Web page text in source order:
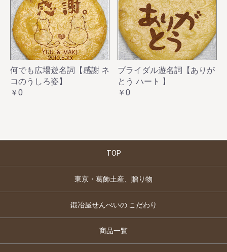
何でも広場遊名詞【感謝 ネ
コのうしろ姿】
￥0
ブライダル遊名詞【ありが
とう ハート 】
￥0
TOP
東京・葛飾土産、贈り物
鍛冶屋せんべいの こだわり
商品一覧